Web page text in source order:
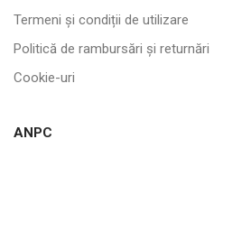
Termeni și condiții de utilizare
Politică de rambursări și returnări
Cookie-uri
ANPC